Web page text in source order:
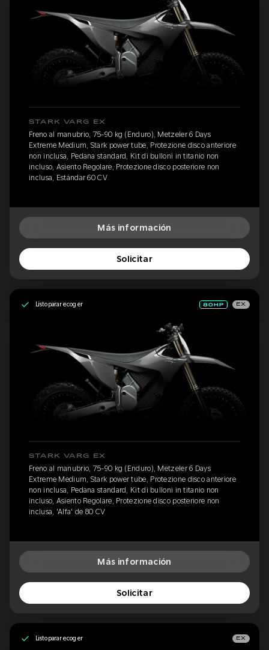
STARK VARG EX
Freno al manubrio, 75-90 kg (Enduro), Metzeler 6 Days
Extreme Medium, Stark power tube, Protezione disco anteriore
non inclusa, Pedana standard, Kit di bulloni in titanio non
incluso, Asiento Regolare, Protezione disco posteriore non
inclusa, Estándar 60 CV
Más información
Solicitar
Listo para recoger EX
STARK VARG EX
Freno al manubrio, 75-90 kg (Enduro), Metzeler 6 Days
Extreme Medium, Stark power tube, Protezione disco anteriore
non inclusa, Pedana standard, Kit di bulloni in titanio non
incluso, Asiento Regolare, Protezione disco posteriore non
inclusa, 'Alfa' de 80 CV
Más información
Solicitar
Listo para recoger EX